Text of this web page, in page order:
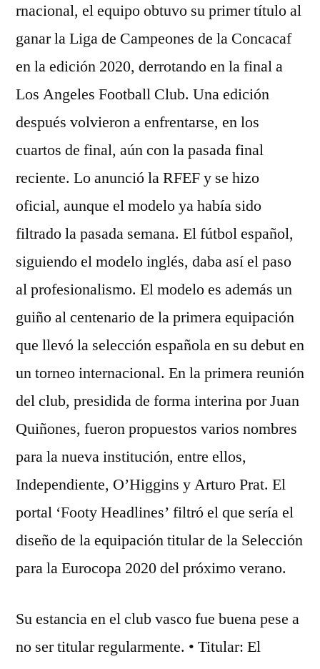
rnacional, el equipo obtuvo su primer título al
ganar la Liga de Campeones de la Concacaf
en la edición 2020, derrotando en la final a
Los Angeles Football Club. Una edición
después volvieron a enfrentarse, en los
cuartos de final, aún con la pasada final
reciente. Lo anunció la RFEF y se hizo
oficial, aunque el modelo ya había sido
filtrado la pasada semana. El fútbol español,
siguiendo el modelo inglés, daba así el paso
al profesionalismo. El modelo es además un
guiño al centenario de la primera equipación
que llevó la selección española en su debut en
un torneo internacional. En la primera reunión
del club, presidida de forma interina por Juan
Quiñones, fueron propuestos varios nombres
para la nueva institución, entre ellos,
Independiente, O’Higgins y Arturo Prat. El
portal ‘Footy Headlines’ filtró el que sería el
diseño de la equipación titular de la Selección
para la Eurocopa 2020 del próximo verano.
Su estancia en el club vasco fue buena pese a
no ser titular regularmente. • Titular: El